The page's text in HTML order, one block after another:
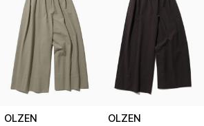
OLZEN OLZEN